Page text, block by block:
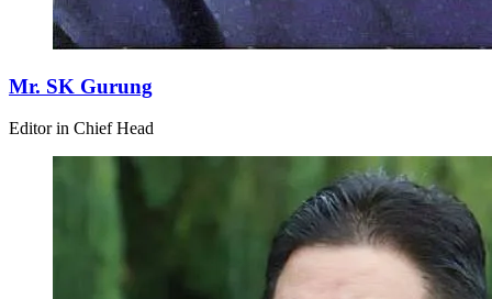
Mr. SK Gurung
Editor in Chief Head